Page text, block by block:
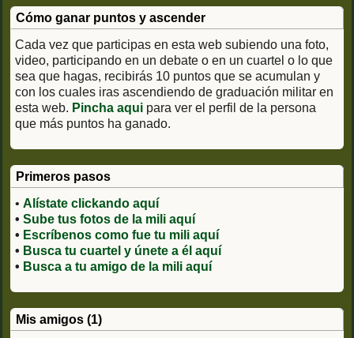
Cómo ganar puntos y ascender
Cada vez que participas en esta web subiendo una foto,
video, participando en un debate o en un cuartel o lo que
sea que hagas, recibirás 10 puntos que se acumulan y
con los cuales iras ascendiendo de graduación militar en
esta web. Pincha aqui para ver el perfil de la persona
que más puntos ha ganado.
Primeros pasos
• Alístate clickando aquí
• Sube tus fotos de la mili aquí
• Escríbenos como fue tu mili aquí
• Busca tu cuartel y únete a él aquí
• Busca a tu amigo de la mili aquí
Mis amigos (1)